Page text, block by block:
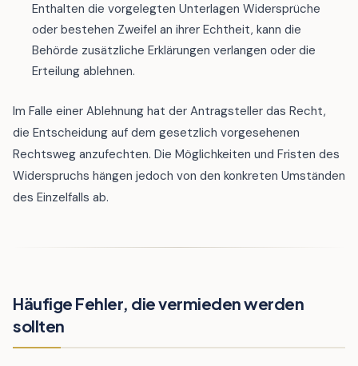
Enthalten die vorgelegten Unterlagen Widersprüche
oder bestehen Zweifel an ihrer Echtheit, kann die
Behörde zusätzliche Erklärungen verlangen oder die
Erteilung ablehnen.
Im Falle einer Ablehnung hat der Antragsteller das Recht,
die Entscheidung auf dem gesetzlich vorgesehenen
Rechtsweg anzufechten. Die Möglichkeiten und Fristen des
Widerspruchs hängen jedoch von den konkreten Umständen
des Einzelfalls ab.
Häufige Fehler, die vermieden werden
sollten